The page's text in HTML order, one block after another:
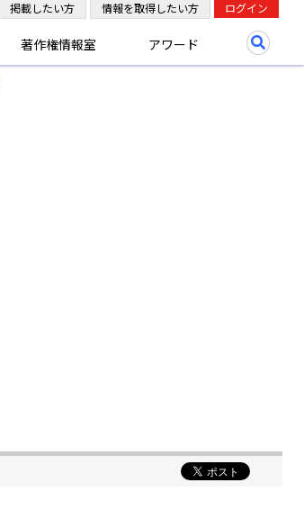
著作権情報室 アワード
掲載したい方 情報を取得したい方 ログイン